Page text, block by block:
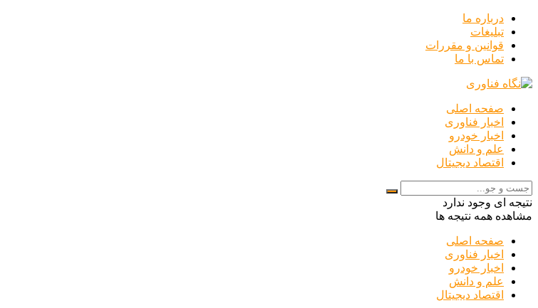
درباره ما
تبلیغات
قوانین و مقررات
تماس با ما
صفحه اصلی
اخبار فناوری
اخبار خودرو
علم و دانش
اقتصاد دیجیتال
نتیجه ای وجود ندارد
مشاهده همه نتیجه ها
صفحه اصلی
اخبار فناوری
اخبار خودرو
علم و دانش
اقتصاد دیجیتال